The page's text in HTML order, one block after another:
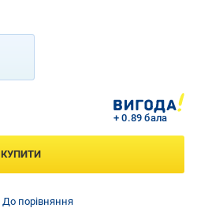
+ 0.89 бала
КУПИТИ
До порівняння